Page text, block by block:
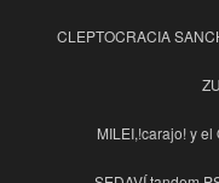
CLEPTOCRACIA
MILEI,!carajo! y